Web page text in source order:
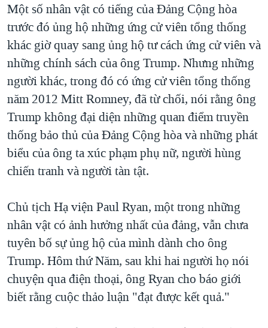
Một số nhân vật có tiếng của Đảng Cộng hòa
trước đó ủng hộ những ứng cử viên tổng thống
khác giờ quay sang ủng hộ tư cách ứng cử viên và
những chính sách của ông Trump. Nhưng những
người khác, trong đó có ứng cử viên tổng thống
năm 2012 Mitt Romney, đã từ chối, nói rằng ông
Trump không đại diện những quan điểm truyền
thống bảo thủ của Đảng Cộng hòa và những phát
biểu của ông ta xúc phạm phụ nữ, người hùng
chiến tranh và người tàn tật.
Chủ tịch Hạ viện Paul Ryan, một trong những
nhân vật có ảnh hưởng nhất của đảng, vẫn chưa
tuyên bố sự ủng hộ của mình dành cho ông
Trump. Hôm thứ Năm, sau khi hai người họ nói
chuyện qua điện thoại, ông Ryan cho báo giới
biết rằng cuộc thảo luận "đạt được kết quả."